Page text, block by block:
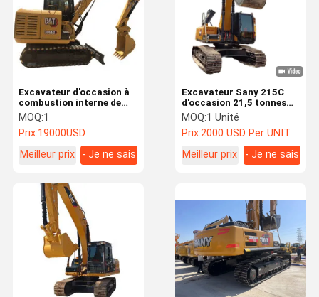
Excavateur d'occasion à
combustion interne de
5,8 tonnes CAT 306E2
avec excavatrice
MOQ:1
Prix:19000USD
Meilleur prix
- Je ne sais
Excavateur Sany 215C
d'occasion 21,5 tonnes
Excavateur Sany Crawler
d'occasion
MOQ:1 Unité
Prix:2000 USD Per UNIT
Meilleur prix
- Je ne sais